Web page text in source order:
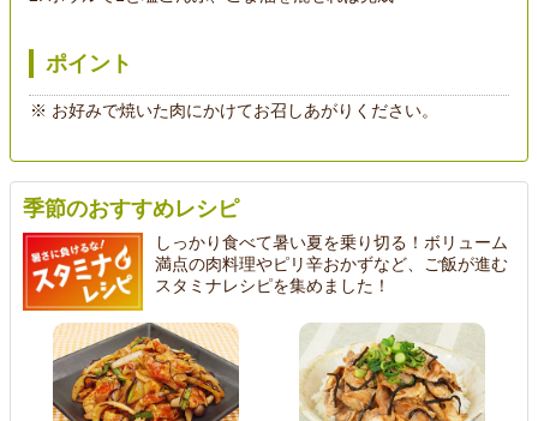
ポイント
お好みで焼いた肉にかけてお召しあがりください。
季節のおすすめレシピ
しっかり食べて暑い夏を乗り切る！ボリューム
満点の肉料理やピリ辛おかずなど、ご飯が進む
スタミナレシピを集めました！